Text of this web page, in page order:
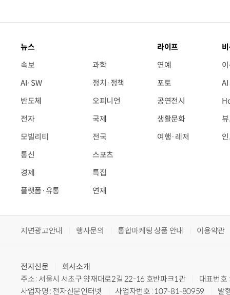
뉴스
속보
AI·SW
반도체
전자
모빌리티
통신
경제
플랫폼·유통
과학
정치·정책
오피니언
국제
전국
스포츠
특집
연재
라이프
연예
포토
공연전시
생활문화
여행·레저
지면광고안내 행사문의 통합마케팅 상품 안내 이용약관
전자신문
회사소개
주소 : 서울시 서초구 양재대로2길 22-16 호반파크1관
대표번
사업자명 : 전자신문인터넷
사업자번호 : 107-81-80959
발